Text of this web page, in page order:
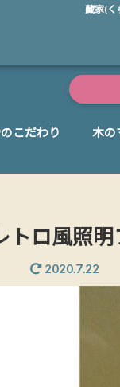
藏家(く
こだわり 木の
トロ風照
2020.7.22